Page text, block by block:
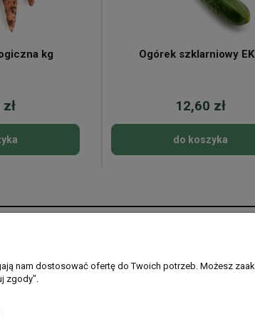
kg Ogórek szklarniowy
12,60 zł
do koszyka
Formy płatności
Gdzie dostarczamy
Regulamin sklepu
nam dostosować ofertę do Twoich potrzeb. Możesz
zgody".